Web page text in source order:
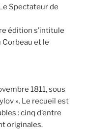
Spectateur de
édition s’intitule
Corbeau et le
1811, sous
». Le recueil est
: cinq d’entre
originales.